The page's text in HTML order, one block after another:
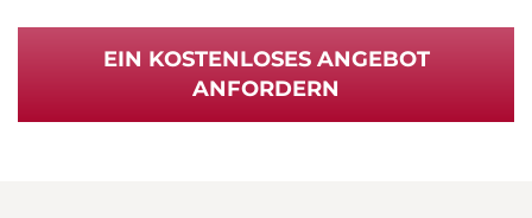
EIN KOSTENLOSES ANGEBOT
ANFORDERN